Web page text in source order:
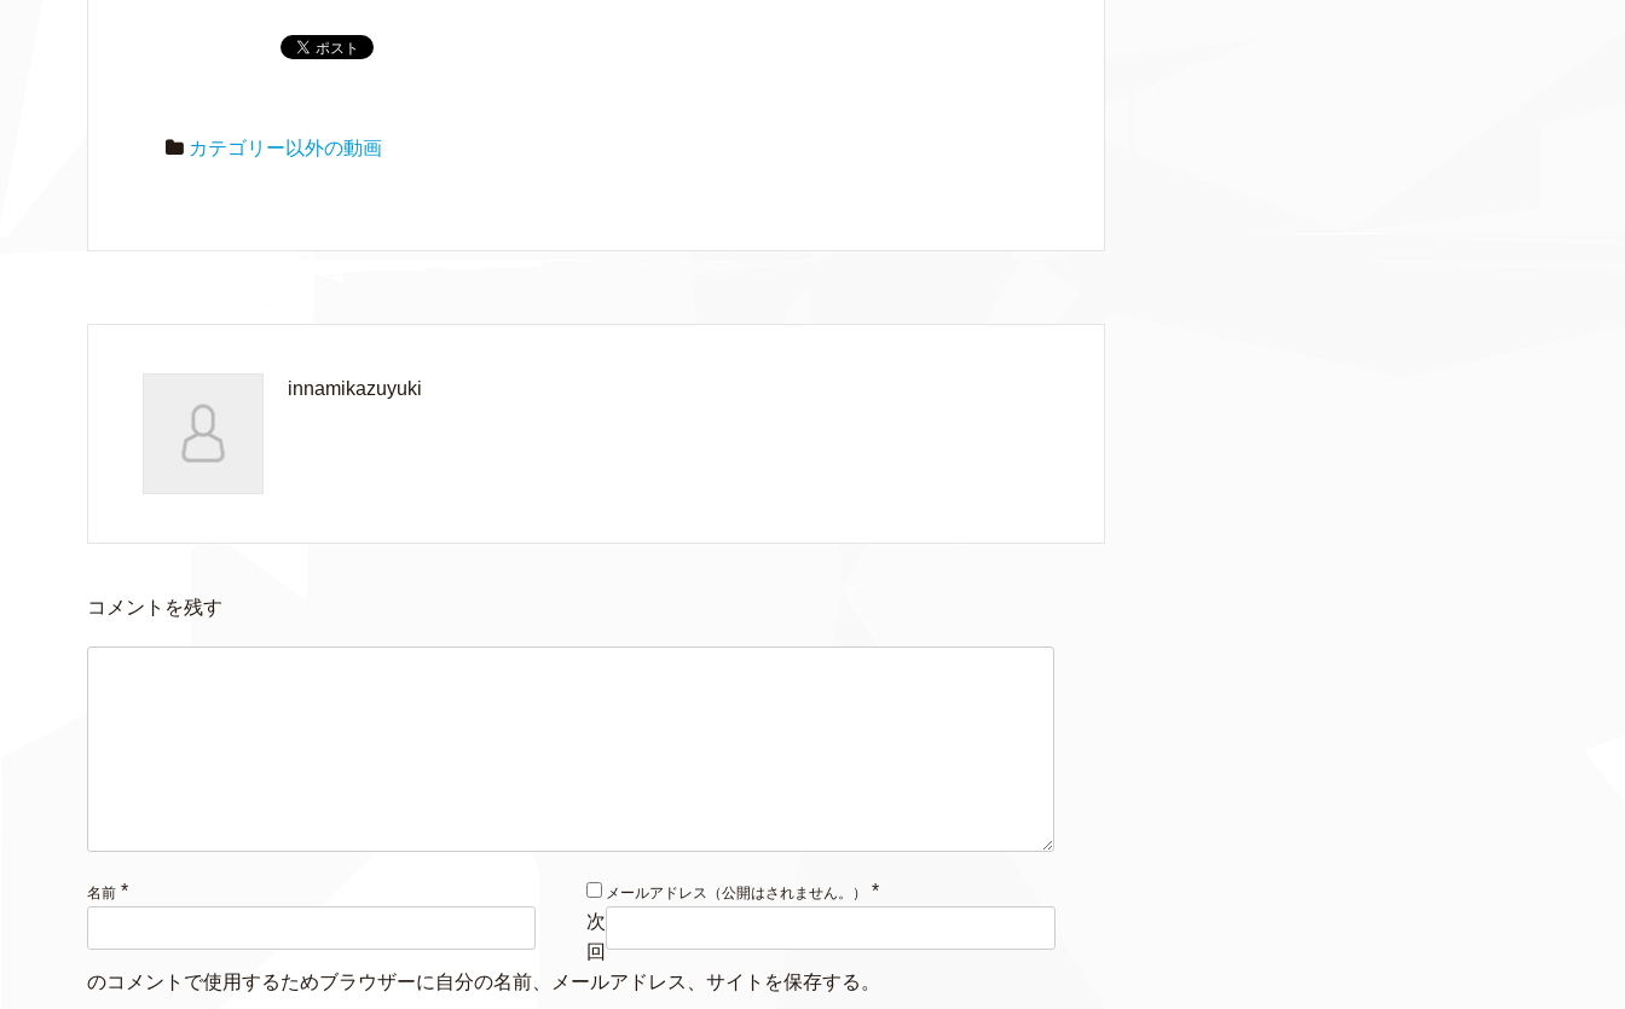
カテゴリー以外の動画
innamikazuyuki
コメントを残す
名前 * メールアドレス（公開はされません。）
*
次
回
のコメントで使用するためブラウザーに自分の名前、メールアドレス、サイトを保存する。